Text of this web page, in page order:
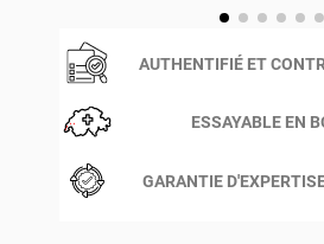
AUTHENTIFIÉ ET
ESSAYABLE EN
GARANTIE